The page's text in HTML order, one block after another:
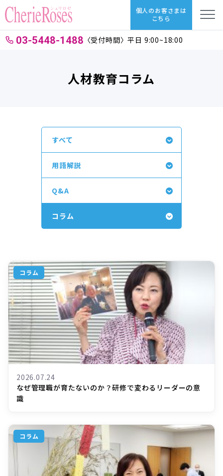
個人のお客さまは
こちら
03-5448-1488 〈受付時間〉平日 9:00~18:00
人材教育コラム
すべて
用語解説
Q&A
コラム
コラム
2026.07.24
なぜ管理職が育たないのか？研修で変わるリーダーの意
識
コラム